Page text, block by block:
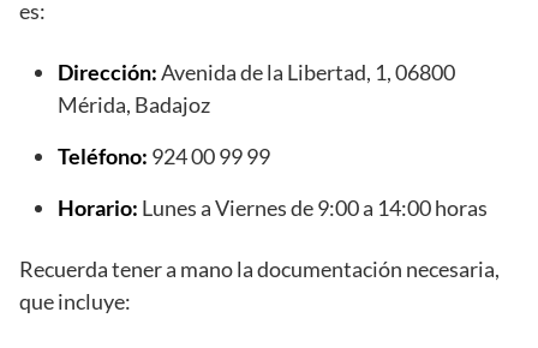
es:
Dirección:Avenida de la Libertad, 1, 06800
Mérida, Badajoz
Teléfono: 924 00 99 99
Horario: Lunes a Viernes de 9:00 a 14:00 horas
Recuerda tener a mano la documentación necesaria,
que incluye: